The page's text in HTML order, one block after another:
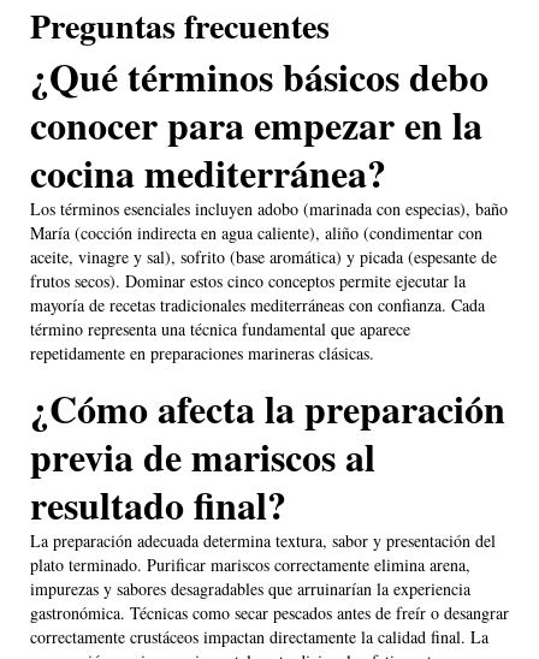
Preguntas frecuentes
¿Qué términos básicos debo
conocer para empezar en la
cocina mediterránea?
Los términos esenciales incluyen adobo (marinada con especias), baño
María (cocción indirecta en agua caliente), aliño (condimentar con
aceite, vinagre y sal), sofrito (base aromática) y picada (espesante de
frutos secos). Dominar estos cinco conceptos permite ejecutar la
mayoría de recetas tradicionales mediterráneas con confianza. Cada
término representa una técnica fundamental que aparece
repetidamente en preparaciones marineras clásicas.
¿Cómo afecta la preparación
previa de mariscos al
resultado final?
La preparación adecuada determina textura, sabor y presentación del
plato terminado. Purificar mariscos correctamente elimina arena,
impurezas y sabores desagradables que arruinarían la experiencia
gastronómica. Técnicas como secar pescados antes de freír o desangrar
correctamente crustáceos impactan directamente la calidad final. La